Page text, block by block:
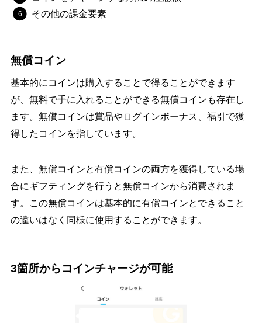
その他の課金要素
無償コイン
基本的にコインは購入することで得ることができます
が、無料で手に入れることができる無償コインも存在し
ます。無償コインは賞品やログインボーナス、福引で獲
得したコインを指しています。
また、無償コインと有償コインの両方を獲得している場
合にギフティングを行うと無償コインから消費されま
す。この無償コインは基本的に有償コインとできること
の違いはなく同様に使用することができます。
3箇所からコインチャージが可能